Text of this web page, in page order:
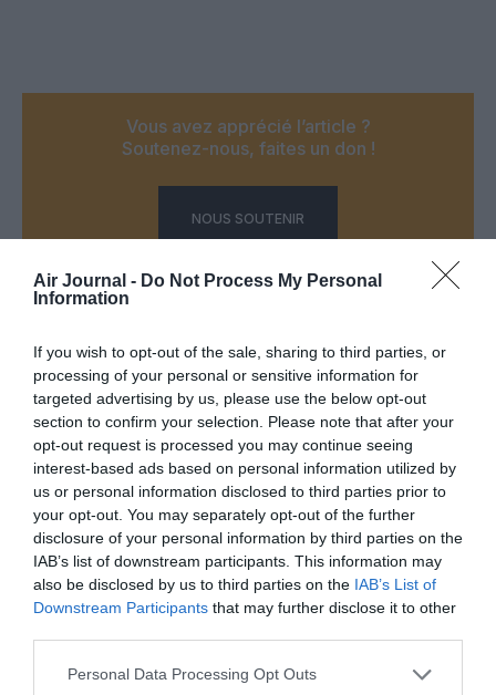
Air Journal - Do Not Process My Personal
Information
If you wish to opt-out of the sale, sharing to third parties, or
processing of your personal or sensitive information for
targeted advertising by us, please use the below opt-out
section to confirm your selection. Please note that after your
opt-out request is processed you may continue seeing
interest-based ads based on personal information utilized by
us or personal information disclosed to third parties prior to
your opt-out. You may separately opt-out of the further
disclosure of your personal information by third parties on the
IAB’s list of downstream participants. This information may
also be disclosed by us to third parties on the IAB’s List of
Downstream Participants that may further disclose it to other
Personal Data Processing Opt Outs
Vous avez apprécié l’article ?
Soutenez-nous, faites un don !
NOUS SOUTENIR
PARTAGER L'ARTICLE
FacebookTwitterPinterestLinkedInEmail Print
Aucun commentaire !
LAISSER UN COMMENTAIRE